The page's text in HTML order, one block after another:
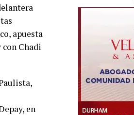
apuesta
Chadi
en